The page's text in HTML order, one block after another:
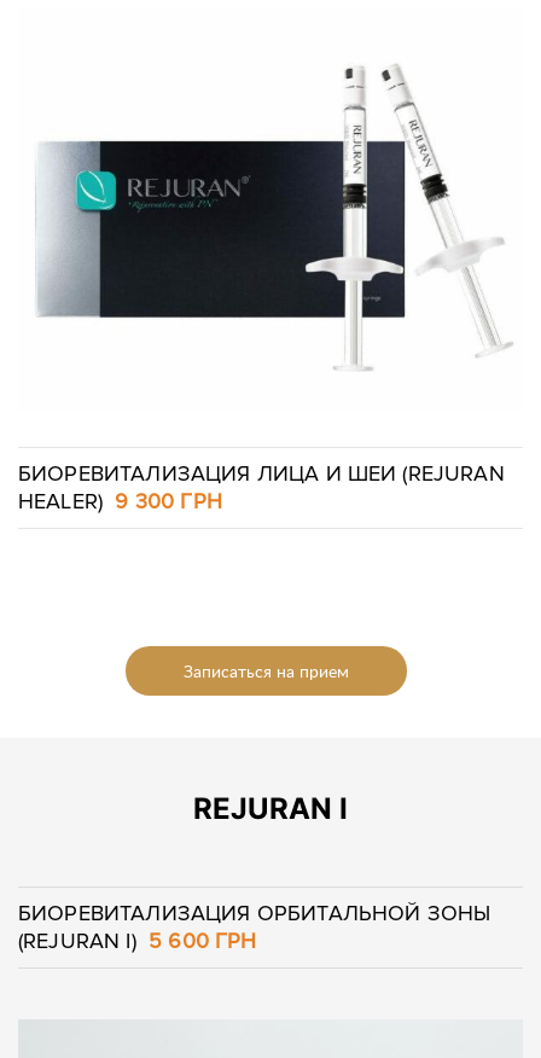
БИОРЕВИТАЛИЗАЦИЯ ЛИЦА И ШЕИ (REJURAN
HEALER) 9 300 ГРН
Записаться на прием
REJURAN I
БИОРЕВИТАЛИЗАЦИЯ ОРБИТАЛЬНОЙ ЗОНЫ
(REJURAN I) 5 600 ГРН